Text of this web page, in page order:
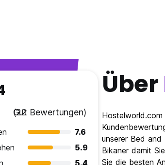
Gut
(22 Bewertungen)
7.6
5.9
Über
unserer Bed
Bikaner damit
Sie die besten